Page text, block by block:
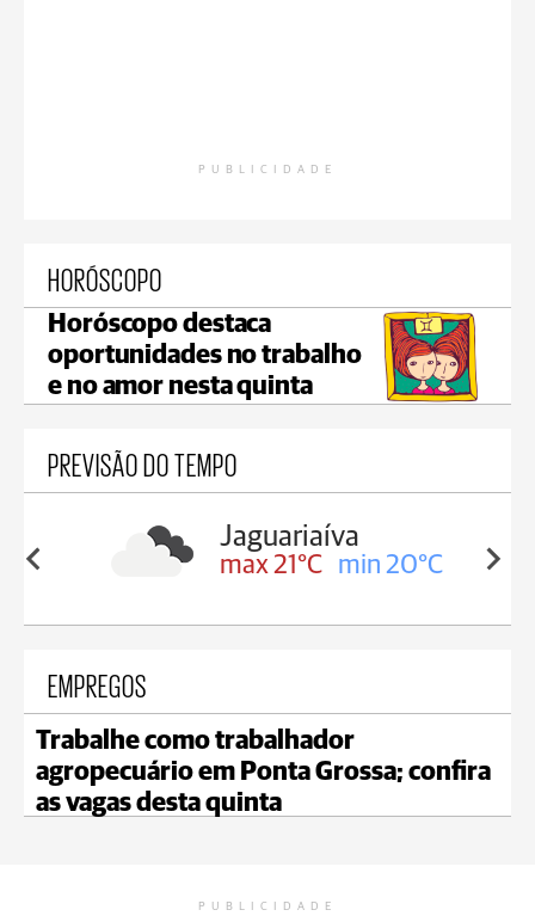
PUBLICIDADE
HORÓSCOPO
Horóscopo destaca
oportunidades no trabalho
e no amor nesta quinta
PREVISÃO DO TEMPO
20°C
Tibagi
max 23°C min 20°C
EMPREGOS
Trabalhe como trabalhador
agropecuário em Ponta Grossa; confira
as vagas desta quinta
PUBLICIDADE